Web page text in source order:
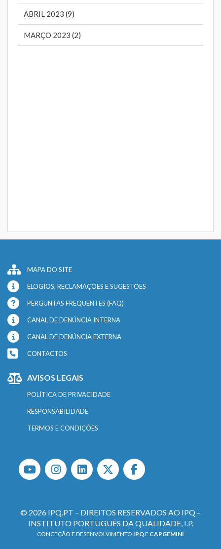
ABRIL 2023 (9)
MARÇO 2023 (2)
MAPA DO SITE
ELOGIOS, RECLAMAÇÕES E SUGESTÕES
PERGUNTAS FREQUENTES (FAQ)
CANAL DE DENÚNCIA INTERNA
CANAL DE DENÚNCIA EXTERNA
CONTACTOS
AVISOS LEGAIS
POLÍTICA DE PRIVACIDADE
RESPONSABILIDADE
TERMOS E CONDIÇÕES
© 2026 IPQ.PT – DIREITOS RESERVADOS AO IPQ –
INSTITUTO PORTUGUÊS DA QUALIDADE, I.P.
CONCEÇÃO E DESENVOLVIMENTO IPQE CAPGEMINI